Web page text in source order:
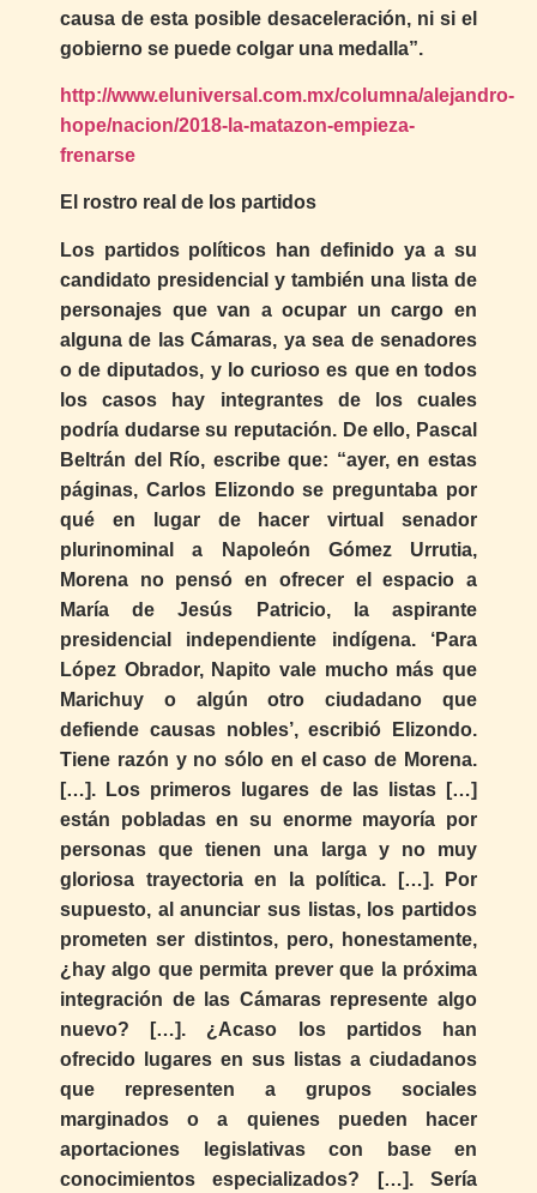
causa de esta posible desaceleración, ni si el
gobierno se puede colgar una medalla”.
http://www.eluniversal.com.mx/columna/alejandro-
hope/nacion/2018-la-matazon-empieza-
frenarse
El rostro real de los partidos
Los partidos políticos han definido ya a su
candidato presidencial y también una lista de
personajes que van a ocupar un cargo en
alguna de las Cámaras, ya sea de senadores
o de diputados, y lo curioso es que en todos
los casos hay integrantes de los cuales
podría dudarse su reputación. De ello, Pascal
Beltrán del Río, escribe que: “ayer, en estas
páginas, Carlos Elizondo se preguntaba por
qué en lugar de hacer virtual senador
plurinominal a Napoleón Gómez Urrutia,
Morena no pensó en ofrecer el espacio a
María de Jesús Patricio, la aspirante
presidencial independiente indígena. ‘Para
López Obrador, Napito vale mucho más que
Marichuy o algún otro ciudadano que
defiende causas nobles’, escribió Elizondo.
Tiene razón y no sólo en el caso de Morena.
[…]. Los primeros lugares de las listas […]
están pobladas en su enorme mayoría por
personas que tienen una larga y no muy
gloriosa trayectoria en la política. […]. Por
supuesto, al anunciar sus listas, los partidos
prometen ser distintos, pero, honestamente,
¿hay algo que permita prever que la próxima
integración de las Cámaras represente algo
nuevo? […]. ¿Acaso los partidos han
ofrecido lugares en sus listas a ciudadanos
que representen a grupos sociales
marginados o a quienes pueden hacer
aportaciones legislativas con base en
conocimientos especializados? […]. Sería